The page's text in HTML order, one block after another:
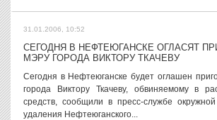
31.01.2006, 10:52
СЕГОДНЯ В НЕФТЕЮГАНСКЕ ОГЛАСЯТ
МЭРУ ГОРОДА ВИКТОРУ ТКАЧЕВУ
Сегодня в Нефтеюганске будет оглашен
города Виктору Ткачеву, обвиняемому в
средств, сообщили в пресс-службе
удаления Нефтеюганского...